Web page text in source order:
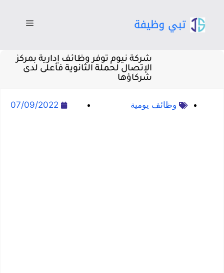
شركة نيوم توفر وظائف إدارية بمركز
الإتصال لحملة الثانوية فأعلى لدى
شركاؤها
وظائف يومية 07/09/2022